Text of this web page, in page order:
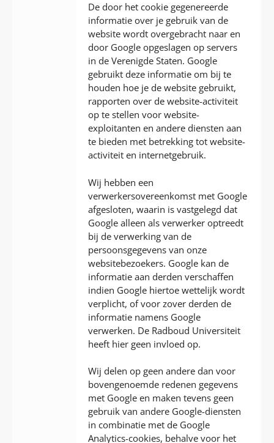
De door het cookie gegenereerde
informatie over je gebruik van de
website wordt overgebracht naar en
door Google opgeslagen op servers
in de Verenigde Staten. Google
gebruikt deze informatie om bij te
houden hoe je de website gebruikt,
rapporten over de website-activiteit
op te stellen voor website-
exploitanten en andere diensten aan
te bieden met betrekking tot website-
activiteit en internetgebruik.
Wij hebben een
verwerkersovereenkomst met Google
afgesloten, waarin is vastgelegd dat
Google alleen als verwerker optreedt
bij de verwerking van de
persoonsgegevens van onze
websitebezoekers. Google kan de
informatie aan derden verschaffen
indien Google hiertoe wettelijk wordt
verplicht, of voor zover derden de
informatie namens Google
verwerken. De Radboud Universiteit
heeft hier geen invloed op.
Wij delen op geen andere dan voor
bovengenoemde redenen gegevens
met Google en maken tevens geen
gebruik van andere Google-diensten
in combinatie met de Google
Analytics-cookies, behalve voor het